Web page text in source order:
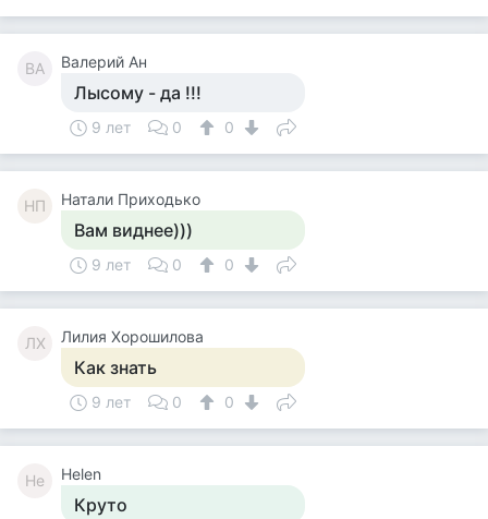
ВА Валерий Ан
Лысому - да !!!
9 лет 0 0
НП Натали Приходько
Вам виднее)))
9 лет 0 0
ЛХ Лилия Хорошилова
Как знать
9 лет 0 0
He Helen
Круто